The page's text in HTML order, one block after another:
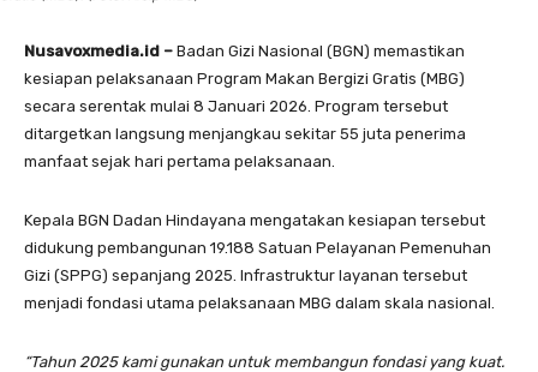
Nusavoxmedia.id – Badan Gizi Nasional (BGN) memastikan
kesiapan pelaksanaan Program Makan Bergizi Gratis (MBG)
secara serentak mulai 8 Januari 2026. Program tersebut
ditargetkan langsung menjangkau sekitar 55 juta penerima
manfaat sejak hari pertama pelaksanaan.
Kepala BGN Dadan Hindayana mengatakan kesiapan tersebut
didukung pembangunan 19.188 Satuan Pelayanan Pemenuhan
Gizi (SPPG) sepanjang 2025. Infrastruktur layanan tersebut
menjadi fondasi utama pelaksanaan MBG dalam skala nasional.
“Tahun 2025 kami gunakan untuk membangun fondasi yang kuat.